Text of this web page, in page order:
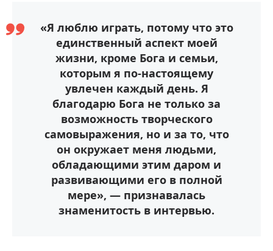
«Я люблю играть, потому что это
единственный аспект моей
жизни, кроме Бога и семьи,
которым я по-настоящему
увлечен каждый день. Я
благодарю Бога не только за
возможность творческого
самовыражения, но и за то, что
он окружает меня людьми,
обладающими этим даром и
развивающими его в полной
мере», — признавалась
знаменитость в интервью.